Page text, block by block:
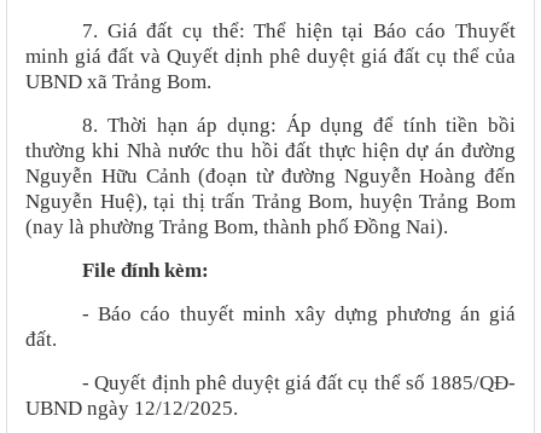
7. Giá đất cụ thể: Thể hiện tại Báo cáo Thuyết
minh giá đất và Quyết dịnh phê duyệt giá đất cụ thể của
UBND xã Trảng Bom.
8. Thời hạn áp dụng: Áp dụng để tính tiền bồi
thường khi Nhà nước thu hồi đất thực hiện dự án đường
Nguyễn Hữu Cảnh (đoạn từ đường Nguyễn Hoàng đến
Nguyễn Huệ), tại thị trấn Trảng Bom, huyện Trảng Bom
(nay là phường Trảng Bom, thành phố Đồng Nai).
File đính kèm:
- Báo cáo thuyết minh xây dựng phương án giá
đất.
- Quyết định phê duyệt giá đất cụ thể số 1885/QĐ-
UBND ngày 12/12/2025.